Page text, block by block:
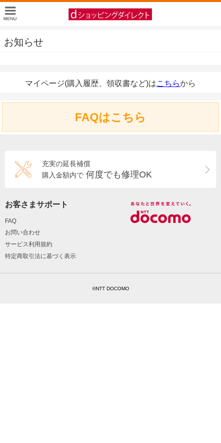
お知らせ
マイページ(購入履歴、領収書など)はこちらから
FAQはこちら
充実の延長補償
購入金額内で 何度でも修理OK
お客さまサポート
FAQ
お問い合わせ
サービス利用規約
特定商取引法に基づく表示
©NTT DOCOMO